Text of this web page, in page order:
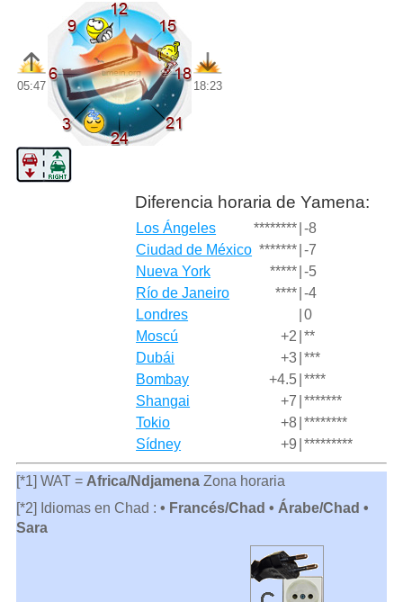
05:47 18:23
Diferencia horaria de Yamena:
Los Ángeles ******** -8
Ciudad de México ******* -7
Nueva York
***** -5
Río de Janeiro
**** -4
Londres
0
Moscú
+2 **
Dubái
+3 ***
Bombay
+4.5 ****
Shangai
+7 *******
Tokio
+8 ********
Sídney
+9 *********
[*1] WAT = Africa/NdjamenaZona horaria
[*2] Idiomas en Chad : • Francés/Chad • Árabe/Chad •
Sara